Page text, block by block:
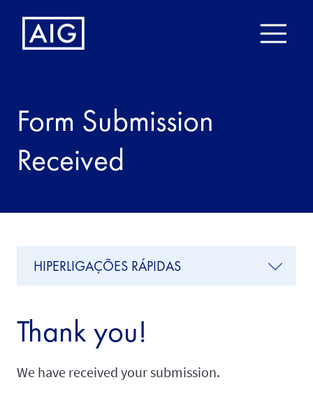
Form Submission
Received
Thank you!
We have received your submission.
HIPERLIGAÇÕES RÁPIDAS